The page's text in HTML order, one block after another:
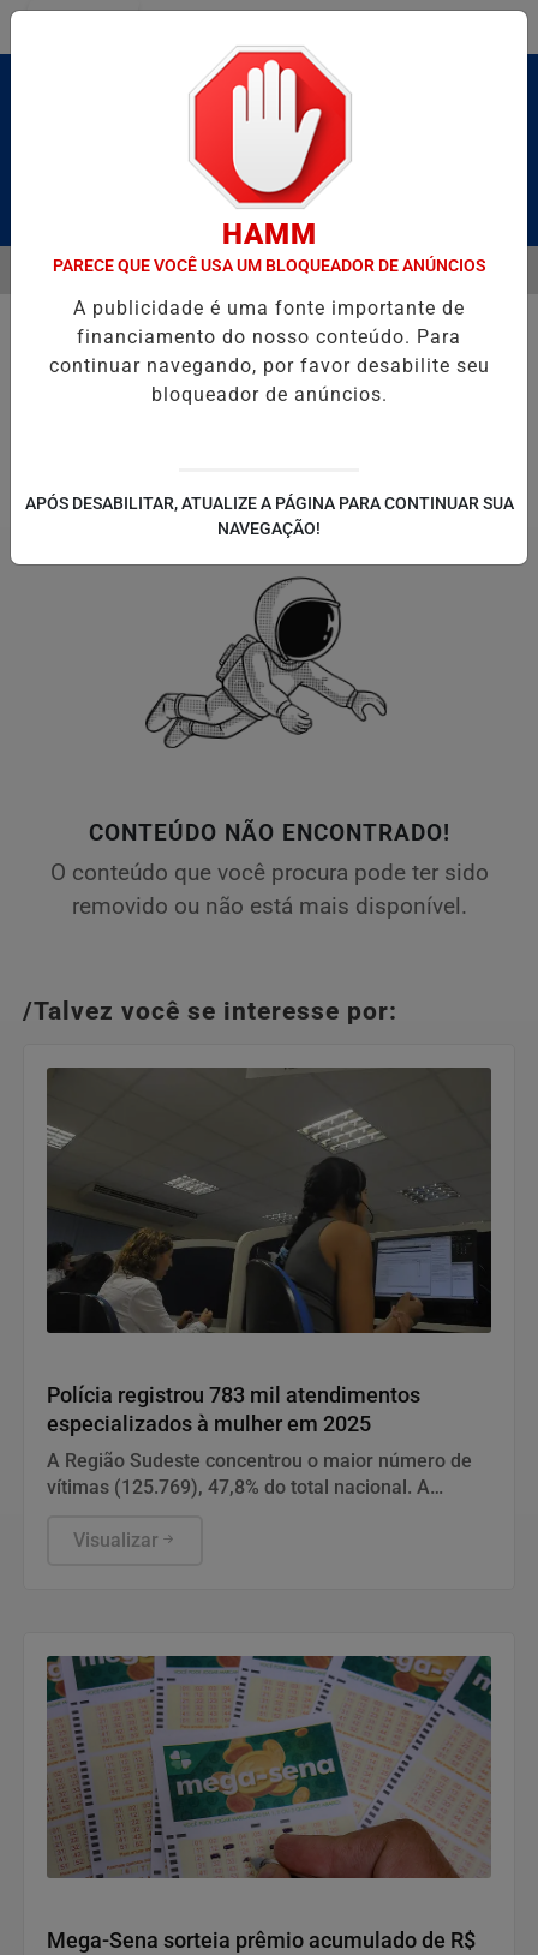
Pesquisar Notícia
E CAIQUE PIMENTA COM O MELHOR DO AXÉ DAS ANTIGAS
EM ALTA
MENU
CONTEÚDO NÃO ENCONTRADO!
O conteúdo que você procura pode ter sido
removido ou não está mais disponível.
/Talvez você se interesse por:
Polícia registrou 783 mil atendimentos
especializados à mulher em 2025
A Região Sudeste concentrou o maior número de
vítimas (125.769), 47,8% do total nacional. A
Visualizar
Mega-Sena sorteia prêmio acumulado de R$
HAMM
PARECE QUE VOCÊ USA UM BLOQUEADOR DE ANÚNCIOS
A publicidade é uma fonte importante de
financiamento do nosso conteúdo. Para
continuar navegando, por favor desabilite seu
bloqueador de anúncios.
APÓS DESABILITAR, ATUALIZE A PÁGINA PARA CONTINUAR SUA
NAVEGAÇÃO!